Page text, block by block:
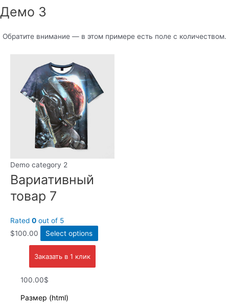
Демо 3
Обратите внимание — в этом примере есть поле с количеством.
Demo category 2
Вариативный
товар 7
Rated 0 out of 5
$100.00 Select options
Заказать в 1 клик
100.00$
Размер (html)